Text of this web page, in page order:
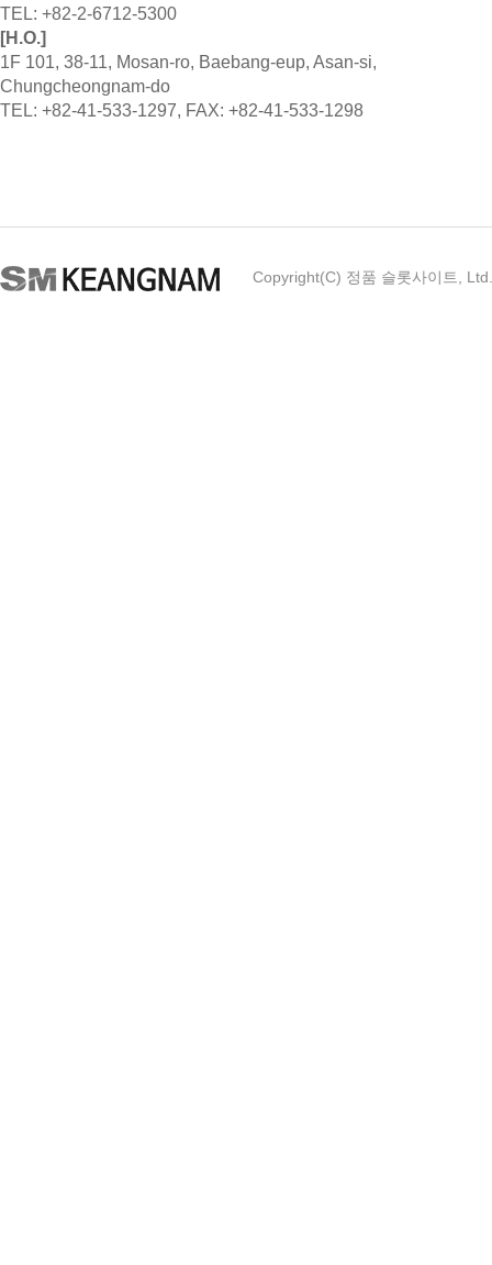
TEL: +82-2-6712-5300
[H.O.]
1F 101, 38-11, Mosan-ro, Baebang-eup, Asan-si,
Chungcheongnam-do
TEL: +82-41-533-1297, FAX: +82-41-533-1298
Copyright(C) 정품 슬롯사이트,